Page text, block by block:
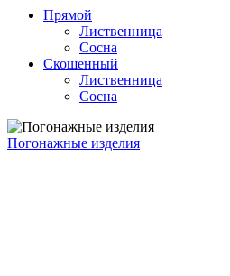
Прямой
Лиственница
Сосна
Скошенный
Лиственница
Сосна
Погонажные изделия